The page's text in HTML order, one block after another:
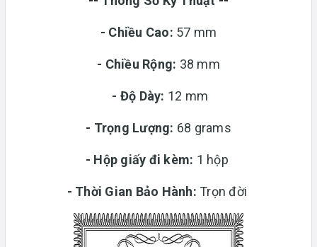
- Chiều Cao: 57 mm
- Chiều Rộng: 38 mm
- Độ Dày: 12 mm
- Trọng Lượng: 68 grams
- Hộp giấy đi kèm: 1 hộp
- Thời Gian Bảo Hành: Trọn đời